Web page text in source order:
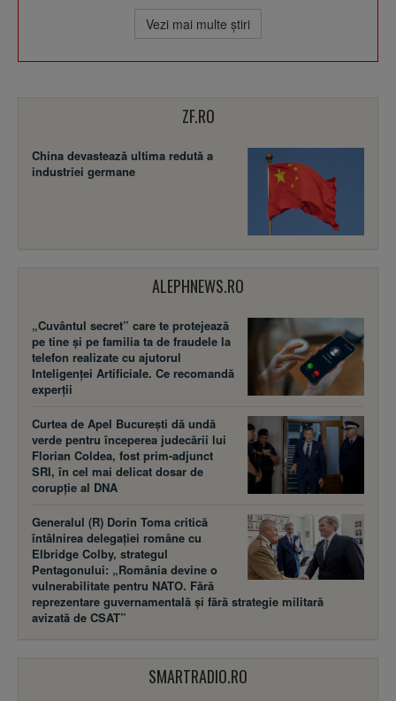
Vezi mai multe ştiri
ZF.RO
China devastează ultima redută a
industriei germane
ALEPHNEWS.RO
„Cuvântul secret” care te protejează
pe tine și pe familia ta de fraudele la
telefon realizate cu ajutorul
Inteligenței Artificiale. Ce recomandă
experții
Curtea de Apel București dă undă
verde pentru începerea judecării lui
Florian Coldea, fost prim-adjunct
SRI, în cel mai delicat dosar de
corupție al DNA
Generalul (R) Dorin Toma critică
întâlnirea delegației române cu
Elbridge Colby, strategul
Pentagonului: „România devine o
vulnerabilitate pentru NATO. Fără
reprezentare guvernamentală și fără strategie militară
avizată de CSAT”
SMARTRADIO.RO